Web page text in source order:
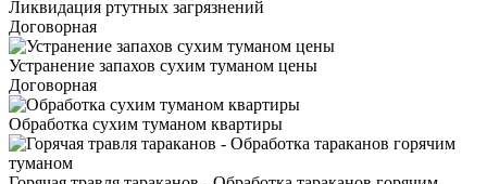
Ликвидация ртутных загрязнений
Договорная
Устранение запахов сухим туманом цены
Договорная
Обработка сухим туманом квартиры